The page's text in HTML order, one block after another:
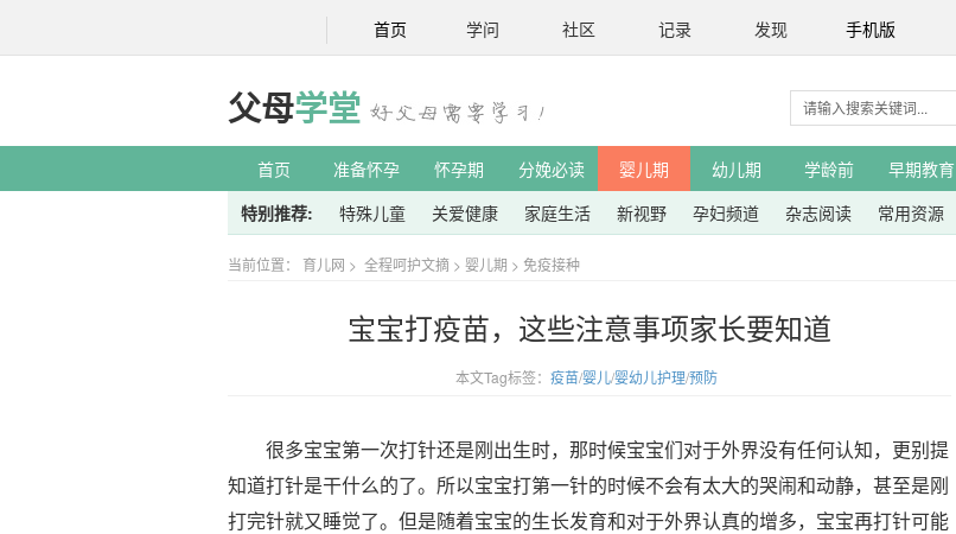
首页 学问 社区 记录 发现 手机版
父母学堂
首页 准备怀孕 怀孕期 分娩必读 婴儿期 幼儿期 学龄前 早期教育
特别推荐:
特殊儿童 关爱健康 家庭生活 新视野 孕妇频道 杂志阅读 常用资源
当前位置： 育儿网 > 全程呵护文摘 > 婴儿期 > 免疫接种
宝宝打疫苗，这些注意事项家长要知道
本文Tag标签： 疫苗/婴儿/婴幼儿护理/预防
很多宝宝第一次打针还是刚出生时，那时候宝宝们对于外界没有任何认知，更别提
知道打针是干什么的了。所以宝宝打第一针的时候不会有太大的哭闹和动静，甚至是刚
打完针就又睡觉了。但是随着宝宝的生长发育和对于外界认真的增多，宝宝再打针可能